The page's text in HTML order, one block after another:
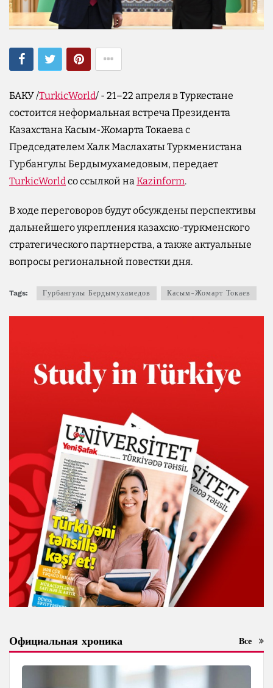
БАКУ /TurkicWorld/ - 21–22 апреля в Туркестане
состоится неформальная встреча Президента
Казахстана Касым-Жомарта Токаева с
Председателем Халк Маслахаты Туркменистана
Гурбангулы Бердымухамедовым, передает
TurkicWorldсо ссылкой наKazinform.
В ходе переговоров будут обсуждены перспективы
дальнейшего укрепления казахско-туркменского
стратегического партнерства, а также актуальные
вопросы региональной повестки дня.
Tags: Гурбангулы Бердымухамедов Касым-Жомарт Токаев
Официальная хроника Все